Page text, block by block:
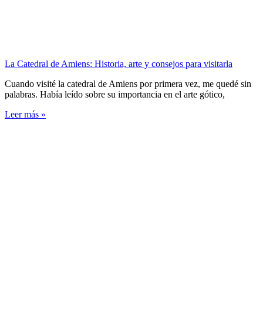
La Catedral de Amiens: Historia, arte y consejos para visitarla
Cuando visité la catedral de Amiens por primera vez, me quedé sin
palabras. Había leído sobre su importancia en el arte gótico,
Leer más »